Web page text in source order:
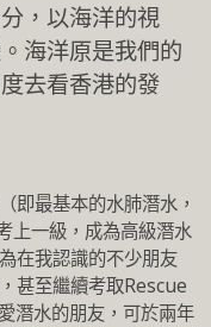
，以海洋的視
海洋原是我們的
去看香港的發
即最基本的水肺潛水，
上一級，成為高級潛水
在我認識的不少朋友
甚至繼續考取Rescue
潛水的朋友，可於兩年